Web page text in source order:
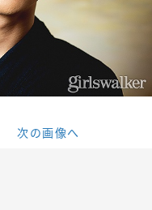
次の画像へ